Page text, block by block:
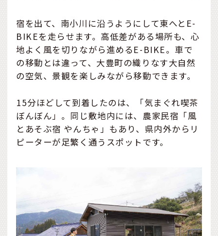
宿を出て、南小川に沿うようにして東へとE-
BIKEを走らせます。高低差がある場所も、心
地よく風を切りながら進めるE-BIKE。車で
の移動とは違って、大豊町の織りなす大自然
の空気、景観を楽しみながら移動できます。
15分ほどして到着したのは、「気まぐれ喫茶
ぼんぼん」。同じ敷地内には、農家民宿「風
とあそぶ宿 やんちゃ」もあり、県内外からリ
ピーターが足繁く通うスポットです。